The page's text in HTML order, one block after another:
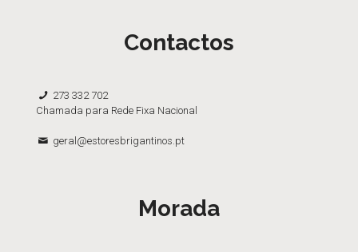
Contactos
273 332 702
Chamada para Rede Fixa Nacional
geral@estoresbrigantinos.pt
Morada